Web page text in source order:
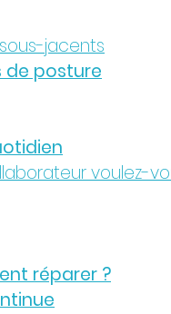
jacents
de posture
voulez-
réparer ?